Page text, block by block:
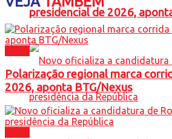
presidencial de 2026,
Polarização regional marca
2026, aponta BTG/Nexus